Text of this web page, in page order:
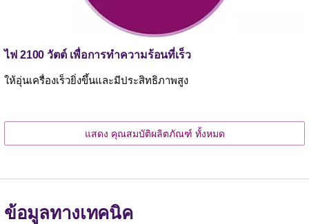
ไฟ 2100 วัตต์ เพื่อการทำความร้อนที่เร็ว
ให้อุ่นเครื่องเร็วยิ่งขึ้นและมีประสิทธิภาพสูง
แสดง คุณสมบัติผลิตภัณฑ์ ทั้งหมด
ข้อมูลทางเทคนิค